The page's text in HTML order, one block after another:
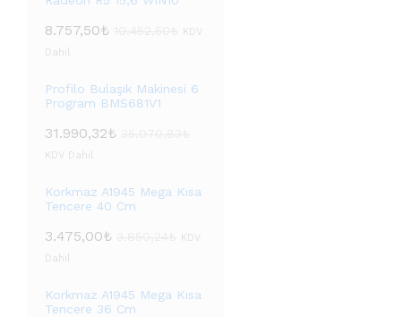
8.757,50₺
KDV
Dahil
Profilo Bulaşık Makinesi 6
Program BMS681V1
31.990,32₺
KDV Dahil
Korkmaz A1945 Mega Kısa
Tencere 40 Cm
3.475,00₺
KDV
Dahil
Korkmaz A1945 Mega Kısa
Tencere 36 Cm